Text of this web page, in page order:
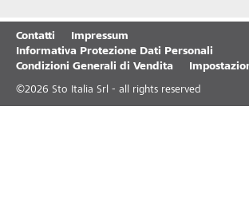
Contatti
Impressum
Informativa Protezione Dati Personali
Condizioni Generali di Vendita
©2026 Sto Italia Srl - all rights reserved